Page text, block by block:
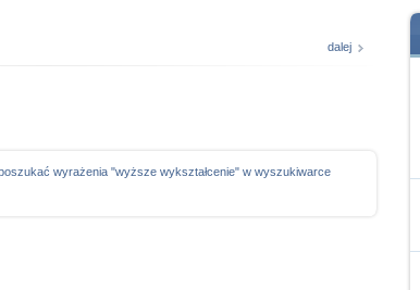
dalej
wyrażenia "wyższe wykształcenie" w wyszukiwarce